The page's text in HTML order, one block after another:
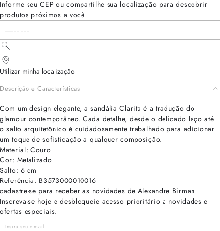
Informe seu CEP ou compartilhe sua localização para descobrir
produtos próximos a você
Utilizar minha localização
Descrição e Características
Com um design elegante, a sandália Clarita é a tradução do
glamour contemporâneo. Cada detalhe, desde o delicado laço até
o salto arquitetônico é cuidadosamente trabalhado para adicionar
um toque de sofisticação a qualquer composição.
Material: Couro
Cor: Metalizado
Salto: 6 cm
Referência: B3573000010016
cadastre-se para receber as novidades de Alexandre Birman
Inscreva-se hoje e desbloqueie acesso prioritário a novidades e
ofertas especiais.